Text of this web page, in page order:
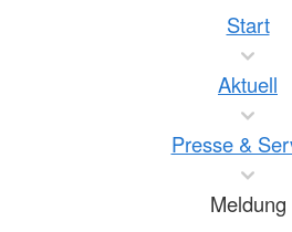
Start
Aktuell
Presse &
Meldung